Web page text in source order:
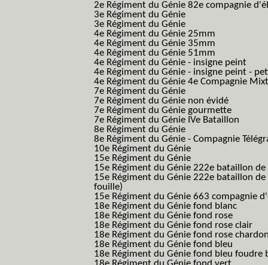
2e Régiment du Génie 82e compagnie
3e Régiment du Génie
3e Régiment du Génie
4e Régiment du Génie 25mm
4e Régiment du Génie 35mm
4e Régiment du Génie 51mm
4e Régiment du Génie - insigne peint
4e Régiment du Génie - insigne peint -
4e Régiment du Génie 4e Compagnie
7e Régiment du Génie
7e Régiment du Génie non évidé
7e Régiment du Génie gourmette
7e Régiment du Génie IVe Bataillon
8e Régiment du Génie
8e Régiment du Génie - Compagnie
10e Régiment du Génie
15e Régiment du Génie
15e Régiment du Génie 222e bataillon
15e Régiment du Génie 222e bataillon
fouille)
15e Régiment du Génie 663 compagnie
18e Régiment du Génie fond blanc
18e Régiment du Génie fond rose
18e Régiment du Génie fond rose clair
18e Régiment du Génie fond rose
18e Régiment du Génie fond bleu
18e Régiment du Génie fond bleu foudre